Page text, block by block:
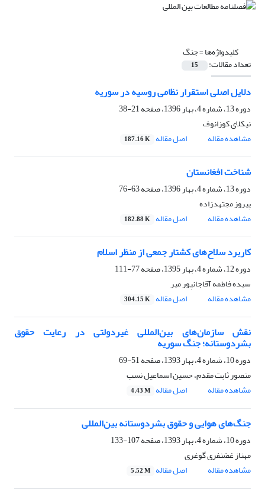
کلیدواژه‌ها =جنگ
تعداد مقالات: 15
دلایل اصلی استقرار نظامی روسیه در سوریه
دوره 13، شماره 4، بهار 1396، صفحه
21-38
نیکلای کوزانوف
مشاهده مقاله
اصل مقاله 187.16 K
شناخت افغانستان
دوره 13، شماره 4، بهار 1396، صفحه
63-76
پیروز مجتهدزاده
مشاهده مقاله
اصل مقاله 182.88 K
کاربرد سلاح‌های کشتار جمعی از منظر اسلام
دوره 12، شماره 4، بهار 1395، صفحه
77-111
سیده فاطمه آقاجانپور میر
مشاهده مقاله
اصل مقاله 304.15 K
نقش سازمان‌های بین‌المللی غیردولتی در رعایت حقوق
بشردوستانه؛ جنگ سوریه
دوره 10، شماره 4، بهار 1393، صفحه
51-69
منصور ثابت مقدم، حسین اسماعیل نسب
مشاهده مقاله
اصل مقاله 4.43 M
جنگ‌های هوایی و حقوق بشردوستانه بین‌المللی
دوره 10، شماره 4، بهار 1393، صفحه
107-133
مهناز غضنفری گوغری
مشاهده مقاله
اصل مقاله 5.52 M